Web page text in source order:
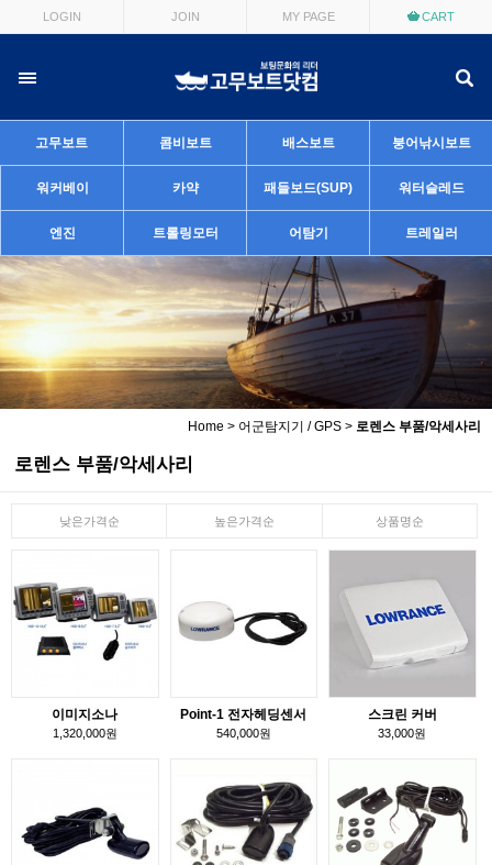
LOGIN JOIN MY PAGE CART
고무보트 콤비보트 배스보트 붕어낚시보트
워커베이 카약 패들보드(SUP) 워터슬레드
엔진 트롤링모터 어탐기 트레일러
Home > 어군탐지기 / GPS > 로렌스 부품/악세사리
로렌스 부품/악세사리
낮은가격순 높은가격순 상품명순
이미지소나
1,320,000원
Point-1 전자헤딩센서
540,000원
스크린 커버
33,000원